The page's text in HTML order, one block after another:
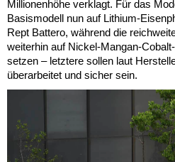
Millionenhöhe verklagt. Für das
Basismodell nun auf Lithium-
Rept Battero, während die
weiterhin auf Nickel-Mangan-
setzen – letztere sollen laut
überarbeitet und sicher sein.